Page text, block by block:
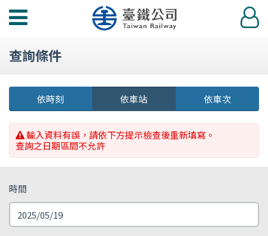
功
選
登
入
查詢條件
依時刻 依車站 依車次
輸入資料有誤，請依下方提示檢查後重新填寫。
查詢之日期區間不允許
時間